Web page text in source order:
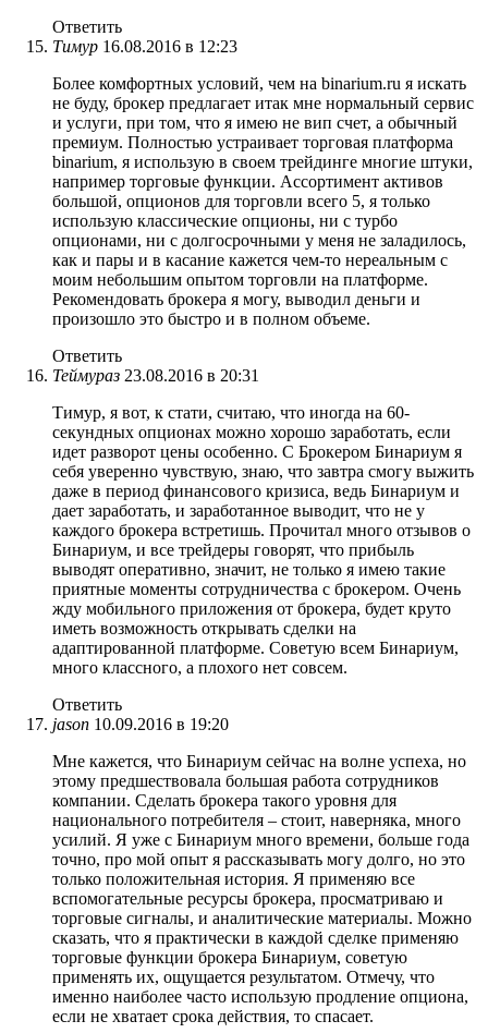
Ответить
Тимур 16.08.2016 в 12:23
Более комфортных условий, чем на binarium.ru я искать
не буду, брокер предлагает итак мне нормальный сервис
и услуги, при том, что я имею не вип счет, а обычный
премиум. Полностью устраивает торговая платформа
binarium, я использую в своем трейдинге многие штуки,
например торговые функции. Ассортимент активов
большой, опционов для торговли всего 5, я только
использую классические опционы, ни с турбо
опционами, ни с долгосрочными у меня не заладилось,
как и пары и в касание кажется чем-то нереальным с
моим небольшим опытом торговли на платформе.
Рекомендовать брокера я могу, выводил деньги и
произошло это быстро и в полном объеме.
Ответить
Теймураз 23.08.2016 в 20:31
Тимур, я вот, к стати, считаю, что иногда на 60-
секундных опционах можно хорошо заработать, если
идет разворот цены особенно. С Брокером Бинариум я
себя уверенно чувствую, знаю, что завтра смогу выжить
даже в период финансового кризиса, ведь Бинариум и
дает заработать, и заработанное выводит, что не у
каждого брокера встретишь. Прочитал много отзывов о
Бинариум, и все трейдеры говорят, что прибыль
выводят оперативно, значит, не только я имею такие
приятные моменты сотрудничества с брокером. Очень
жду мобильного приложения от брокера, будет круто
иметь возможность открывать сделки на
адаптированной платформе. Советую всем Бинариум,
много классного, а плохого нет совсем.
Ответить
jason 10.09.2016 в 19:20
Мне кажется, что Бинариум сейчас на волне успеха, но
этому предшествовала большая работа сотрудников
компании. Сделать брокера такого уровня для
национального потребителя – стоит, наверняка, много
усилий. Я уже с Бинариум много времени, больше года
точно, про мой опыт я рассказывать могу долго, но это
только положительная история. Я применяю все
вспомогательные ресурсы брокера, просматриваю и
торговые сигналы, и аналитические материалы. Можно
сказать, что я практически в каждой сделке применяю
торговые функции брокера Бинариум, советую
применять их, ощущается результатом. Отмечу, что
именно наиболее часто использую продление опциона,
если не хватает срока действия, то спасает.